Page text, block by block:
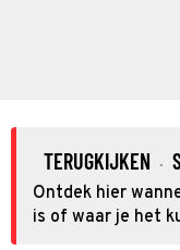
TERUGKIJKEN ·
Ontdek hier
is of waar je het